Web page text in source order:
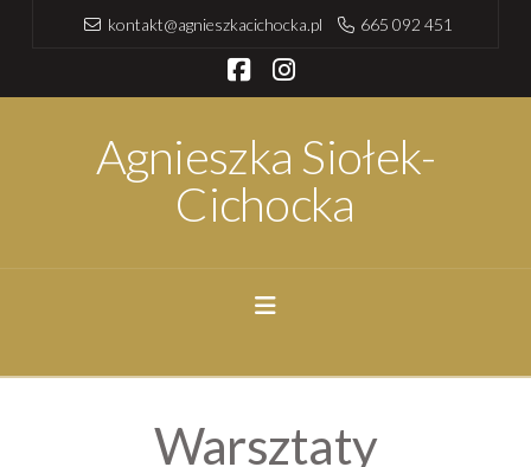
kontakt@agnieszkacichocka.pl 665 092 451
Facebook
Instagram
Agnieszka Siołek-
Cichocka
Navigation
Warsztaty